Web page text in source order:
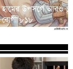
হামের উপসর্গে আরও
রোগী ৮১৮